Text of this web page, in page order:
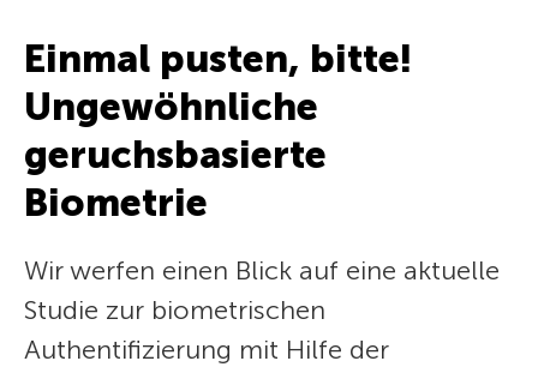
Einmal pusten, bitte!
Ungewöhnliche
geruchsbasierte
Biometrie
Wir werfen einen Blick auf eine aktuelle
Studie zur biometrischen
Authentifizierung mit Hilfe der